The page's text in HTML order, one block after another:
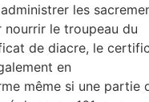
les
le troupeau du
de diacre, le
en
même si une partie